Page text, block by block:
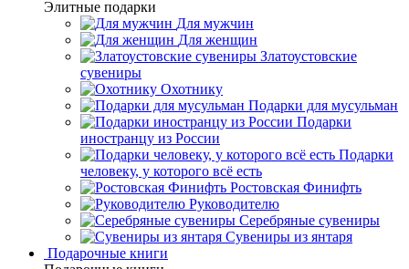
Элитные подарки
Для мужчин
Для женщин
Златоустовские
сувениры
Охотнику
Подарки для мусульман
Подарки
иностранцу из России
Подарки
человеку, у которого всё есть
Ростовская Финифть
Руководителю
Серебряные сувениры
Сувениры из янтаря
Подарочные книги